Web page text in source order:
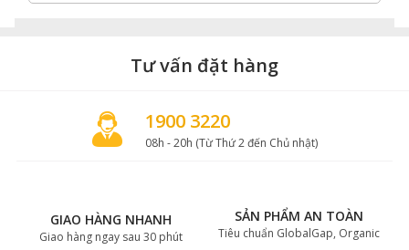
Tư vấn đặt hàng
1900 3220
08h - 20h (Từ Thứ 2 đến Chủ nhật)
GIAO HÀNG NHANH
Giao hàng ngay sau 30 phút
SẢN PHẨM AN TOÀN
Tiêu chuẩn GlobalGap, Organic